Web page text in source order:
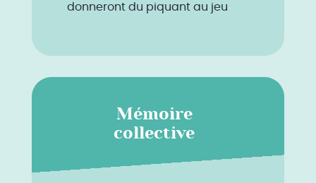
donneront du piquant au jeu
Mémoire
collective